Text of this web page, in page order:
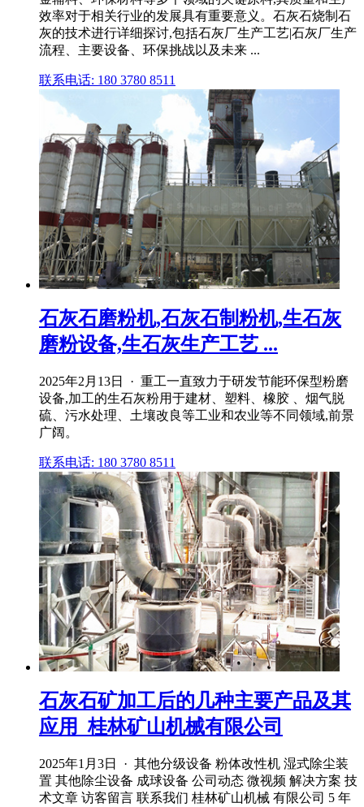
效率对于相关行业的发展具有重要意义。石灰石烧制石
灰的技术进行详细探讨,包括石灰厂生产工艺|石灰厂生产
流程、主要设备、环保挑战以及未来 ...
联系电话: 180 3780 8511
石灰石磨粉机,石灰石制粉机,生石灰
磨粉设备,生石灰生产工艺 ...
2025年2月13日 · 重工一直致力于研发节能环保型粉磨
设备,加工的生石灰粉用于建材、塑料、橡胶 、烟气脱
硫、污水处理、土壤改良等工业和农业等不同领域,前景
广阔。
联系电话: 180 3780 8511
石灰石矿加工后的几种主要产品及其
应用_桂林矿山机械有限公司
2025年1月3日 · 其他分级设备 粉体改性机 湿式除尘装
置 其他除尘设备 成球设备 公司动态 微视频 解决方案 技
术文章 访客留言 联系我们 桂林矿山机械 有限公司 5 年